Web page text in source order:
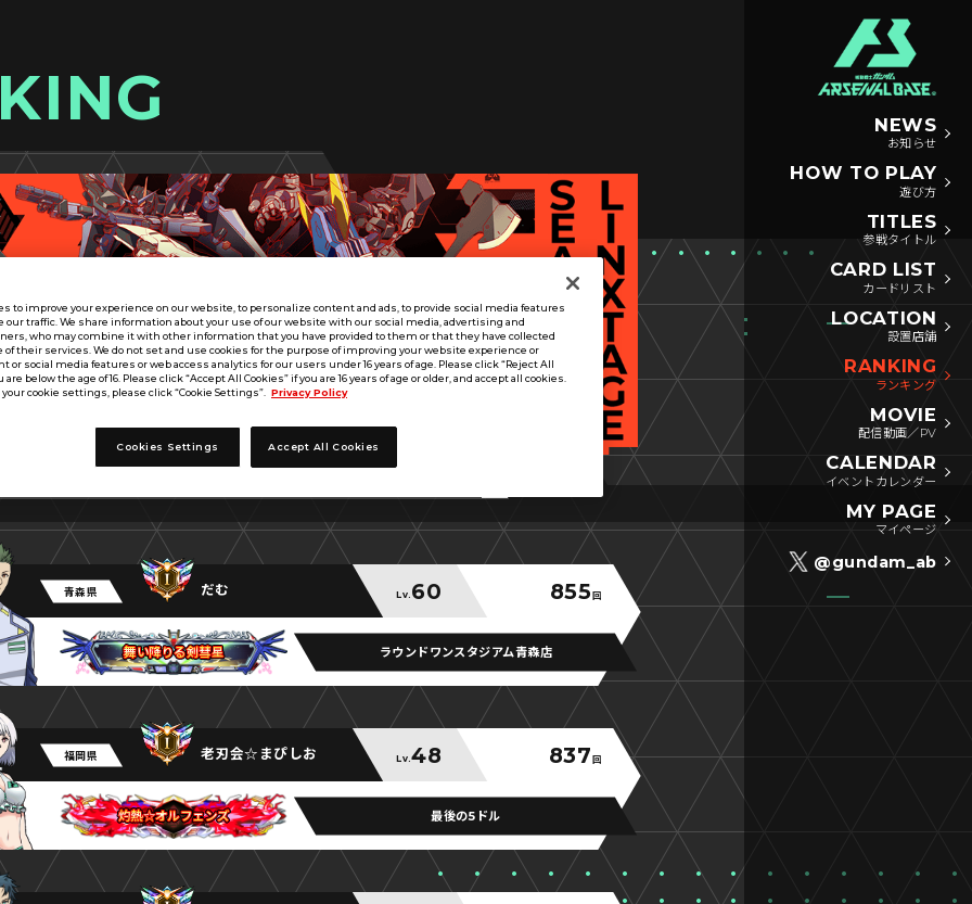
NEWS
お知らせ
HOW TO PLAY
遊び方
TITLES
参戦タイトル
CARD LIST
カードリスト
LOCATION
設置店舗
RANKING
ランキング
MOVIE
配信動画／PV
CALENDAR
イベントカレンダー
MY PAGE
マイページ
@gundam_ab
青森県 だむ Lv. 60 855回
舞い降りる剣彗星
舞い降りる剣彗星
舞い降りる剣彗星 ラウンドワンスタジアム青森店
福岡県 老刃会☆まぴしお Lv.48 837回
灼熱☆オルフェンズ
灼熱☆オルフェンズ
灼熱☆オルフェンズ 最後の5ドル
to improve your experience on our website, to personalize content and ads, to provide social media features
our traffic. We share information about your use of our website with our social media, advertising and
who may combine it with other information that you have provided to them or that they have collected
of their services. We do not set and use cookies for the purpose of improving your website experience or
or social media features or web access analytics for our users under 16 years of age. Please click “Reject All
are below the age of 16. Please click “Accept All Cookies” if you are 16 years of age or older, and accept all cookies.
cookie settings, please click “Cookie Settings”. Privacy Policy
Cookies Settings Accept All Cookies